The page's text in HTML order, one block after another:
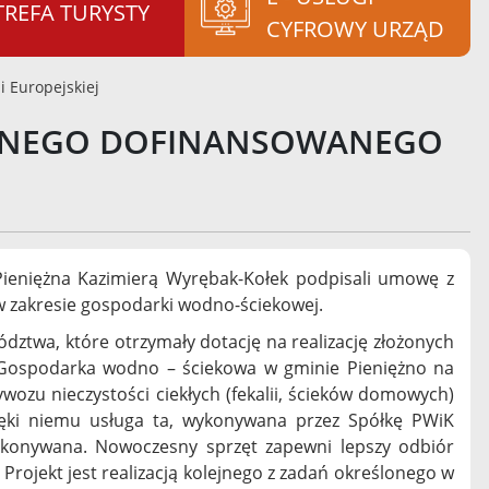
TURYSTY
CYFROWY URZĄD
Europejskiej
DOFINANSOWANEGO
Kazimierą Wyrębak-Kołek podpisali umowę z
gospodarki wodno-ściekowej.
które otrzymały dotację na realizację złożonych
wodno – ściekowa w gminie Pieniężno na
nieczystości ciekłych (fekalii, ścieków domowych)
niemu usługa ta, wykonywana przez Spółkę PWiK
Nowoczesny sprzęt zapewni lepszy odbiór
jest realizacją kolejnego z zadań określonego w